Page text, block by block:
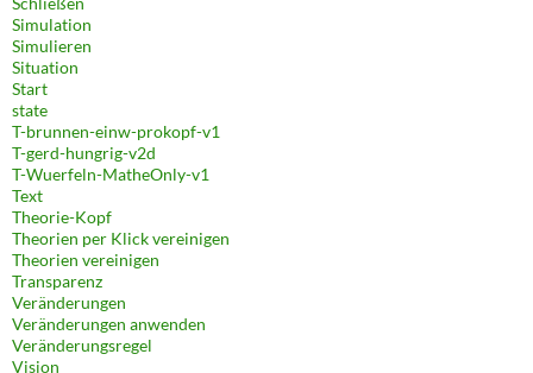
Simulation
Simulieren
Situation
Start
state
T-brunnen-einw-prokopf-v1
T-gerd-hungrig-v2d
T-Wuerfeln-MatheOnly-v1
Text
Theorie-Kopf
Theorien per Klick vereinigen
Theorien vereinigen
Transparenz
Veränderungen
Veränderungen anwenden
Veränderungsregel
Vision